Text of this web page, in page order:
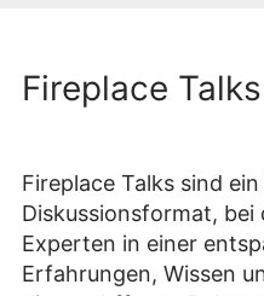
Fireplace Talks
Fireplace Talks sind
Diskussionsformat,
Experten in einer
Erfahrungen, Wissen